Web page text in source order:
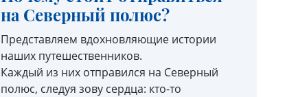
на Северный полюс?
Представляем вдохновляющие истории
наших путешественников.
Каждый из них отправился на Северный
полюс, следуя зову сердца: кто-то